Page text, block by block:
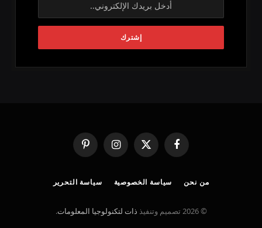
فيسبوك
X
(Twitter)
الانستغرامبينتيريست
من نحن سياسة الخصوصية سياسة التحرير
© 2026 تصميم وتنفيذ ذات لتكنولوجيا المعلومات.